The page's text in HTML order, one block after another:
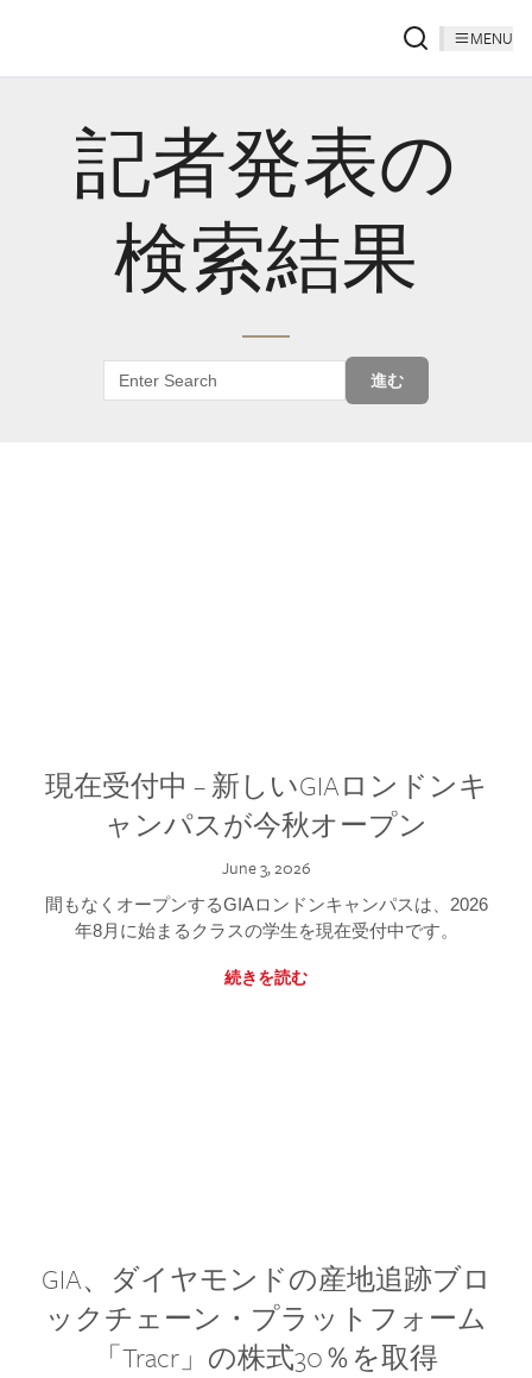
MENU
記者発表の
検索結果
進む
現在受付中 – 新しいGIAロンドンキ
ャンパスが今秋オープン
June 3, 2026
間もなくオープンするGIAロンドンキャンパスは、2026
年8月に始まるクラスの学生を現在受付中です。
続きを読む
GIA、ダイヤモンドの産地追跡ブロ
ックチェーン・プラットフォーム
「Tracr」の株式30％を取得